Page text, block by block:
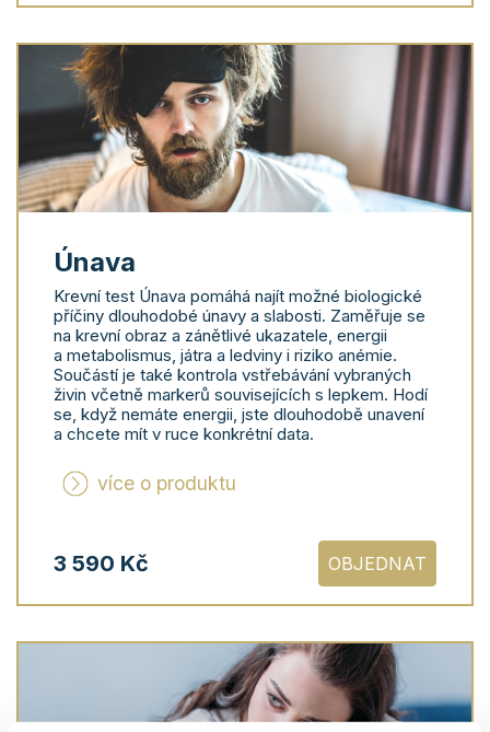
Únava
Krevní test Únava pomáhá najít možné biologické
příčiny dlouhodobé únavy a slabosti. Zaměřuje se
na krevní obraz a zánětlivé ukazatele, energii
a metabolismus, játra a ledviny i riziko anémie.
Součástí je také kontrola vstřebávání vybraných
živin včetně markerů souvisejících s lepkem. Hodí
se, když nemáte energii, jste dlouhodobě unavení
a chcete mít v ruce konkrétní data.
více o produktu
3 590 Kč OBJEDNAT